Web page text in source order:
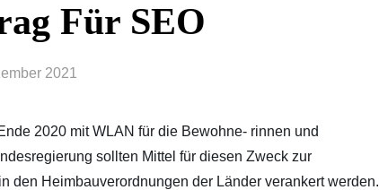
Für SEO
2021
2020 mitWLAN für die Bewohne- rinnen und
sollten Mittel für diesen Zweck zur
den Heimbauverordnungen der Länder verankert werden.